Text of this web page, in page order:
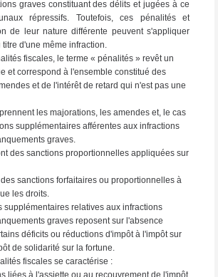
graves constituant des délits et jugées à ce
répressifs. Toutefois, ces pénalités et
de leur nature différente peuvent s'appliquer
d'une même infraction.
fiscales, le terme « pénalités » revêt un
et correspond à l'ensemble constitué des
et de l'intérêt de retard qui n'est pas une
les majorations, les amendes et, le cas
supplémentaires afférentes aux infractions
graves.
des sanctions proportionnelles appliquées sur
sanctions forfaitaires ou proportionnelles à
les droits.
supplémentaires relatives aux infractions
graves reposent sur l'absence
déficits ou réductions d'impôt à l'impôt sur
de solidarité sur la fortune.
fiscales se caractérise :